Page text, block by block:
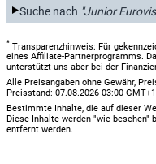
Suche nach "Junior
* Transparenzhinweis: Für
eines Affiliate-Partnerprogramms.
unterstützt uns aber bei der
Alle Preisangaben ohne Gewähr,
Preisstand: 07.08.2026 03:00
Bestimmte Inhalte, die auf dieser
Diese Inhalte werden "wie
entfernt werden.